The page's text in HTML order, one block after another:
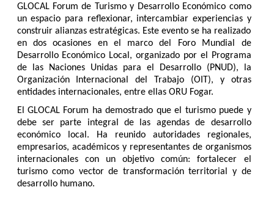
GLOCAL Forum de Turismo y Desarrollo Económico como
un espacio para reflexionar, intercambiar experiencias y
construir alianzas estratégicas. Este evento se ha realizado
en dos ocasiones en el marco del Foro Mundial de
Desarrollo Económico Local, organizado por el Programa
de las Naciones Unidas para el Desarrollo (PNUD), la
Organización Internacional del Trabajo (OIT), y otras
entidades internacionales, entre ellas ORU Fogar.
El GLOCAL Forum ha demostrado que el turismo puede y
debe ser parte integral de las agendas de desarrollo
económico local. Ha reunido autoridades regionales,
empresarios, académicos y representantes de organismos
internacionales con un objetivo común: fortalecer el
turismo como vector de transformación territorial y de
desarrollo humano.